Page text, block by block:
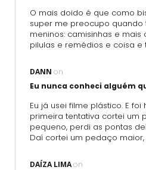
O mais doido é que como
super me preocupo quando
meninos: camisinhas e mais
pilulas e remédios e coisa e
DANN on
Eu nunca conheci alguém
Eu já usei filme plástico. E foi
primeira tentativa cortei um
pequeno, perdi as pontas
Daí cortei um pedaço maior,
DAÍZA LIMAon